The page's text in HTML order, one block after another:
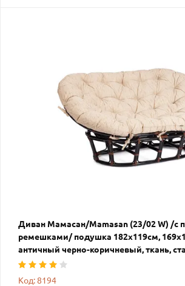
Диван Мамасан/Mamasan (23/02 W) /с
ремешками/ подушка 182х119см,
античный черно-коричневый, ткань,
Код: 8194